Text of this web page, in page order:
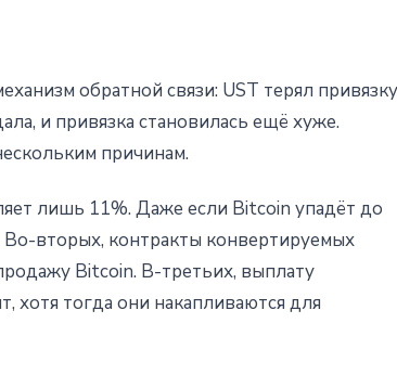
обратной связи: UST терял
и привязка становилась ещё хуже.
причинам.
лишь 11%. Даже если Bitcoin упадёт до
Во-вторых, контракты конвертируемых
Bitcoin. В-третьих, выплату
тогда они накапливаются для